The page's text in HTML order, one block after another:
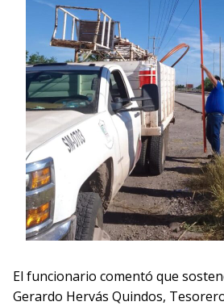
El funcionario comentó que
Gerardo Hervás Quindos,